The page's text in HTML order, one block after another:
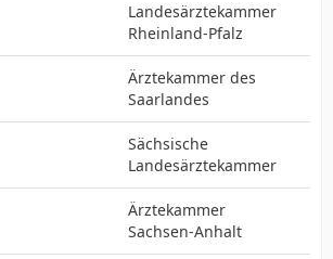
Landesärztekammer
Rheinland‑Pfalz
Ärztekammer des
Saarlandes
Sächsische
Landesärztekammer
Ärztekammer
Sachsen‑Anhalt